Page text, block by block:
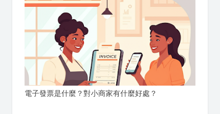
電子發票是什麼？對小商家有什麼好處？